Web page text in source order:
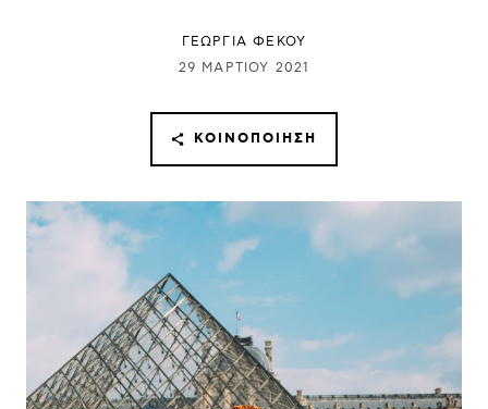
ΓΕΩΡΓΙΑ ΦΕΚΟΥ
29 ΜΑΡΤΊΟΥ 2021
ΚΟΙΝΟΠΟΊΗΣΗ